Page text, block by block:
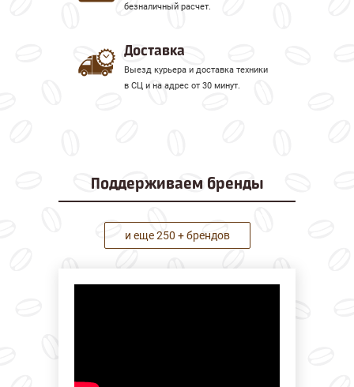
безналичный расчет.
Доставка
Выезд курьера и доставка техники
в СЦ и на адрес от 30 минут.
Поддерживаем бренды
и еще 250 + брендов